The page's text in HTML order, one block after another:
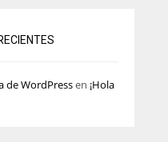
de WordPressen ¡Hola